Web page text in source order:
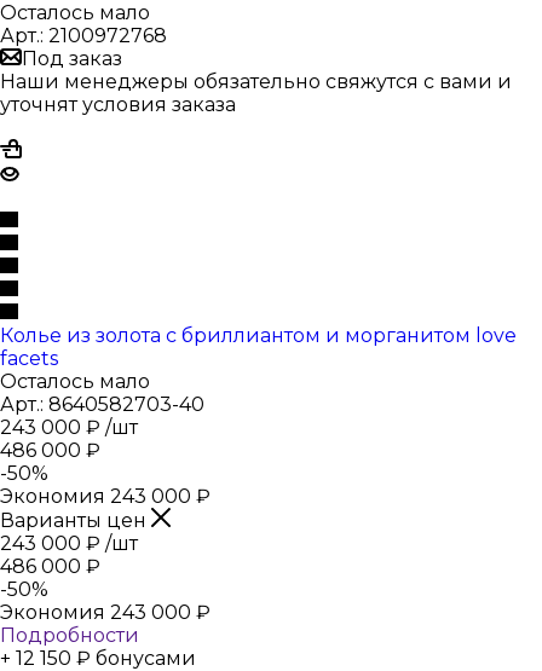
Осталось мало
Арт.: 2100972768
Под заказ
Наши менеджеры обязательно свяжутся с вами и
уточнят условия заказа
Колье из золота с бриллиантом и морганитом love
facets
Осталось мало
Арт.: 8640582703-40
243 000 ₽ /шт
486 000 ₽
-50%
Экономия 243 000 ₽
Варианты цен
243 000 ₽ /шт
486 000 ₽
-50%
Экономия 243 000 ₽
Подробности
+ 12 150 ₽ бонусами